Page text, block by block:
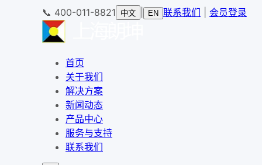
📞 400-011-8821 中文 EN 联系我们 会员登录
首页
关于我们
解决方案
新闻动态
产品中心
服务与支持
联系我们